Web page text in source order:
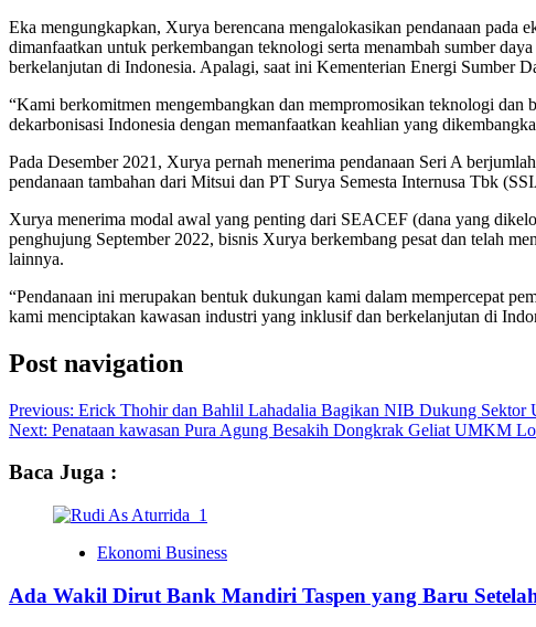
Eka mengungkapkan, Xurya berencana mengalokasikan pendanaan pada
dimanfaatkan untuk perkembangan teknologi serta menambah sumber
berkelanjutan di Indonesia. Apalagi, saat ini Kementerian Energi Sumber
“Kami berkomitmen mengembangkan dan mempromosikan teknologi
dekarbonisasi Indonesia dengan memanfaatkan keahlian yang
Pada Desember 2021, Xurya pernah menerima pendanaan Seri A
pendanaan tambahan dari Mitsui dan PT Surya Semesta Internusa Tbk
Xurya menerima modal awal yang penting dari SEACEF (dana yang
penghujung September 2022, bisnis Xurya berkembang pesat dan telah
lainnya.
“Pendanaan ini merupakan bentuk dukungan kami dalam mempercepat
kami menciptakan kawasan industri yang inklusif dan berkelanjutan di
Post navigation
Previous: Erick Thohir dan Bahlil Lahadalia Bagikan NIB Dukung
Next: Penataan kawasan Pura Agung Besakih Dongkrak Geliat UMKM
Baca Juga :
Ekonomi Business
Ada Wakil Dirut Bank Mandiri Taspen yang Baru